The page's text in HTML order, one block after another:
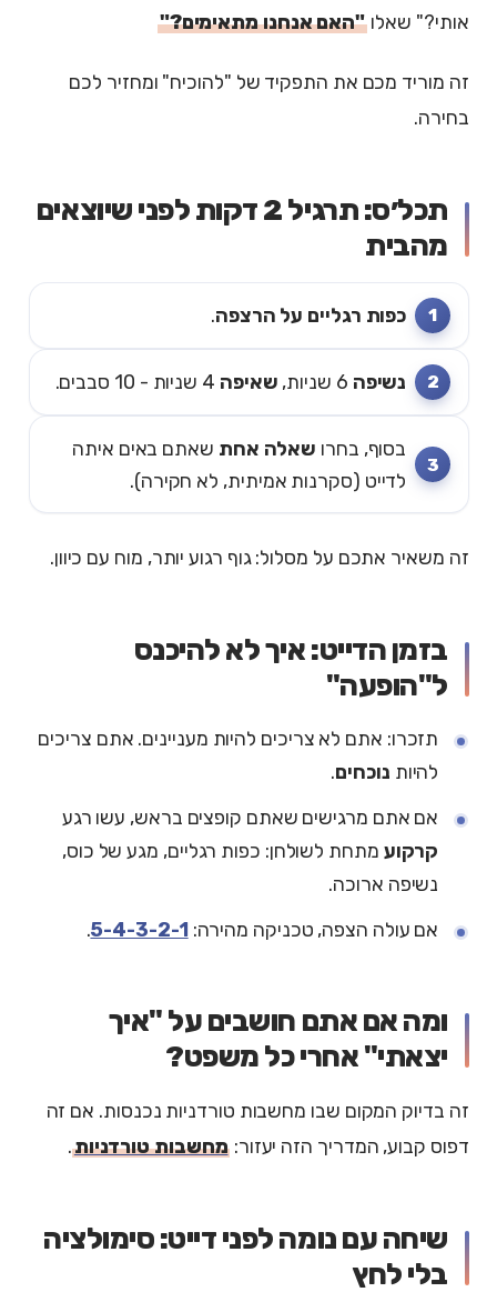
אותי?" שאלו"האם אנחנו מתאימים?"
זה מוריד מכם את התפקיד של "להוכיח" ומחזיר לכם
בחירה.
תכל׳ס: תרגיל 2 דקות לפני שיוצאים
מהבית
כפות רגליים על הרצפה.
נשיפה שאיפה
בסוף, בחרו שאלה אחת שאתם באים איתה
לדייט (סקרנות אמיתית, לא חקירה).
זה משאיר אתכם על מסלול: גוף רגוע יותר, מוח עם כיוון.
בזמן הדייט: איך לא להיכנס
ל"הופעה"
תזכרו: אתם לא צריכים להיות מעניינים. אתם צריכים
להיות נוכחים.
אם אתם מרגישים שאתם קופצים בראש, עשו רגע
קרקוע מתחת לשולחן: כפות רגליים, מגע של כוס,
נשיפה ארוכה.
אם עולה הצפה, טכניקה מהירה:5-4-3-2-1
.
ומה אם אתם חושבים על "איך
יצאתי" אחרי כל משפט?
זה בדיוק המקום שבו מחשבות טורדניות נכנסות. אם זה
דפוס קבוע, המדריך הזה יעזור:מחשבות טורדניות.
שיחה עם נומה לפני דייט: סימולציה
בלי לחץ